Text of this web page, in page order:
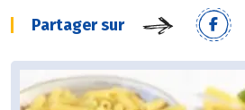
Partager sur